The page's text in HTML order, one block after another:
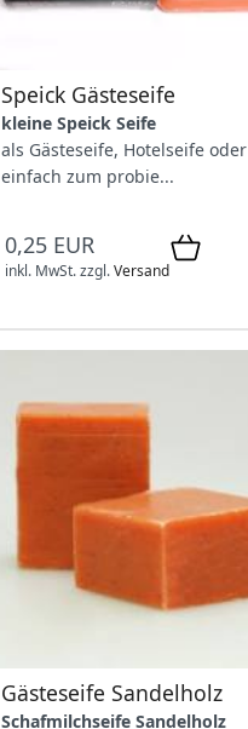
Speick Gästeseife
kleine Speick Seife
als Gästeseife, Hotelseife oder
einfach zum probie...
0,25 EUR
inkl. MwSt.zzgl.Versand
Gästeseife Sandelholz
Schafmilchseife Sandelholz